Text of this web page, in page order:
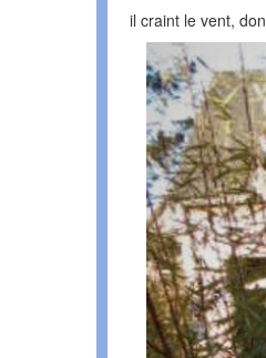
il craint le vent,